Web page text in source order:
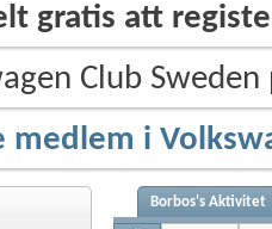
gratis att
Club
medlem i
Borbos's Aktivitet